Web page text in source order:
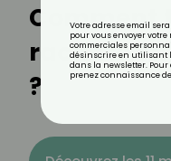
Comment
raclette
?
Votre adresse email
pour vous envoyer
commerciales
désinscrire en utilisant
dans la newsletter. Pour
prenez connaissance